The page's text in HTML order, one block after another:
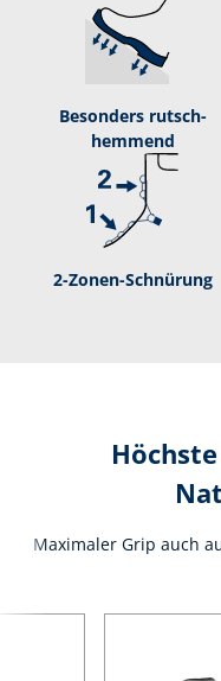
Besonders rutsch­
hemmend
2-­Zonen-­Schnürung
Maximaler Grip auch